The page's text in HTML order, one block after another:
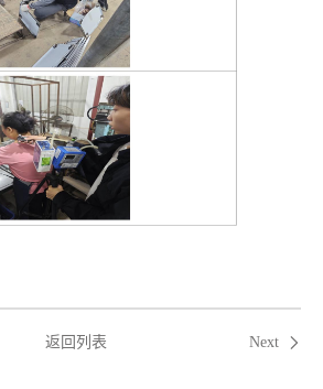
返回列表 Next